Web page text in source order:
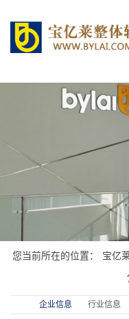
您当前所在的位置： 宝亿
企业信息 行业信息